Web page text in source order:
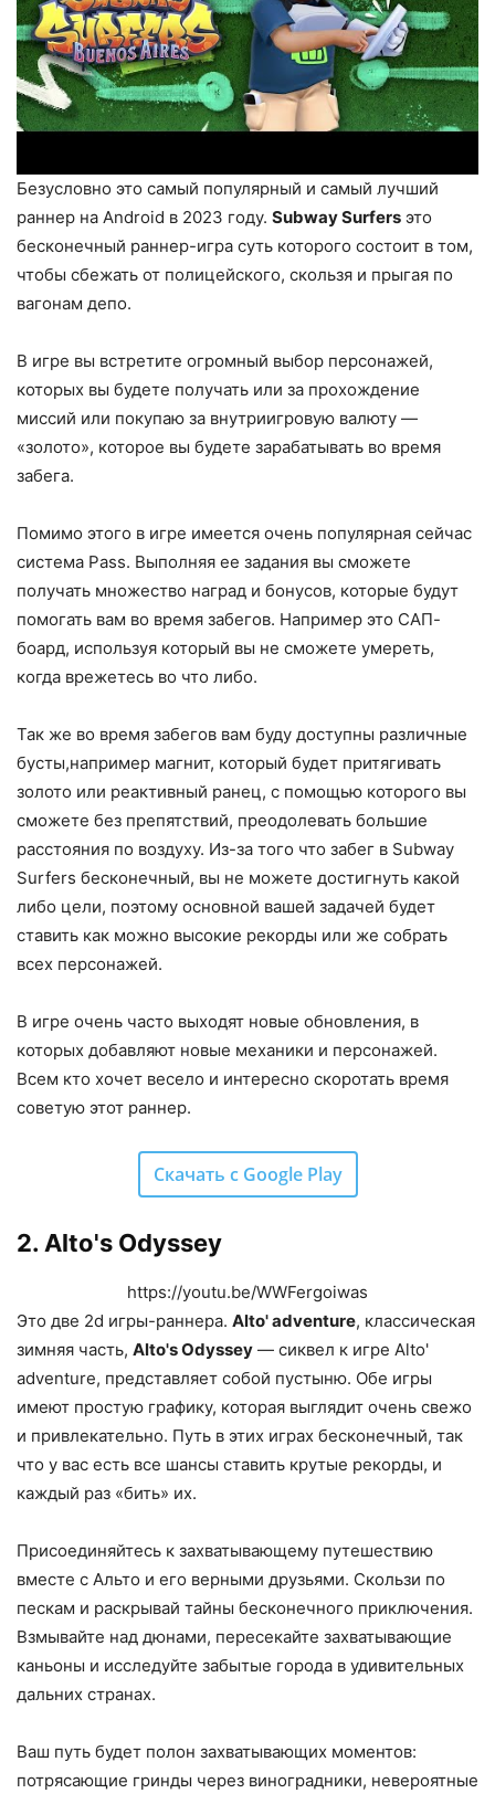
Безусловно это самый популярный и самый лучший
раннер на Android в 2023 году. Subway Surfers это
бесконечный раннер-игра суть которого состоит в том,
чтобы сбежать от полицейского, скользя и прыгая по
вагонам депо.
В игре вы встретите огромный выбор персонажей,
которых вы будете получать или за прохождение
миссий или покупаю за внутриигровую валюту —
«золото», которое вы будете зарабатывать во время
забега.
Помимо этого в игре имеется очень популярная сейчас
система Pass. Выполняя ее задания вы сможете
получать множество наград и бонусов, которые будут
помогать вам во время забегов. Например это САП-
боард, используя который вы не сможете умереть,
когда врежетесь во что либо.
Так же во время забегов вам буду доступны различные
бусты,например магнит, который будет притягивать
золото или реактивный ранец, с помощью которого вы
сможете без препятствий, преодолевать большие
расстояния по воздуху. Из-за того что забег в Subway
Surfers бесконечный, вы не можете достигнуть какой
либо цели, поэтому основной вашей задачей будет
ставить как можно высокие рекорды или же собрать
всех персонажей.
В игре очень часто выходят новые обновления, в
которых добавляют новые механики и персонажей.
Всем кто хочет весело и интересно скоротать время
советую этот раннер.
Скачать с Google Play
2. Alto's Odyssey
https://youtu.be/WWFergoiwas
Это две 2d игры-раннера. Alto' adventure, классическая
зимняя часть, Alto's Odyssey — сиквел к игре Alto'
adventure, представляет собой пустыню. Обе игры
имеют простую графику, которая выглядит очень свежо
и привлекательно. Путь в этих играх бесконечный, так
что у вас есть все шансы ставить крутые рекорды, и
каждый раз «бить» их.
Присоединяйтесь к захватывающему путешествию
вместе с Альто и его верными друзьями. Скользи по
пескам и раскрывай тайны бесконечного приключения.
Взмывайте над дюнами, пересекайте захватывающие
каньоны и исследуйте забытые города в удивительных
дальних странах.
Ваш путь будет полон захватывающих моментов:
потрясающие гринды через виноградники, невероятные